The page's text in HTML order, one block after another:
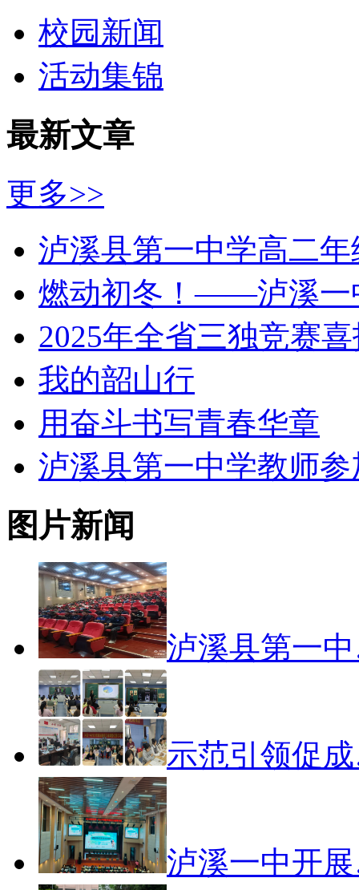
校园新闻
活动集锦
最新文章
更多>>
泸溪县第一中学高二
燃动初冬！——泸溪
2025年全省三独竞赛
我的韶山行
用奋斗书写青春华章
泸溪县第一中学教师
图片新闻
泸溪县第一
示范引领促
泸溪一中开